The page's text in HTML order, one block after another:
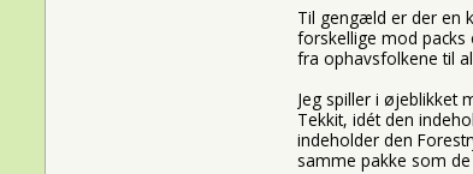
Til gengæld er der en
forskellige mod packs
fra ophavsfolkene til
Jeg spiller i øjeblikket
Tekkit, idét den
indeholder den
samme pakke som